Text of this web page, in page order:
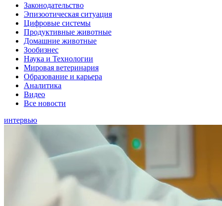
Законодательство
Эпизоотическая ситуация
Цифровые системы
Продуктивные животные
Домашние животные
Зообизнес
Наука и Технологии
Мировая ветеринария
Образование и карьера
Аналитика
Видео
Все новости
интервью